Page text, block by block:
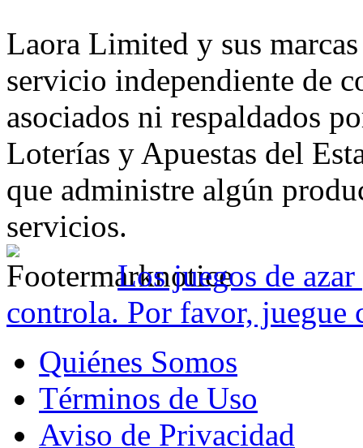
Laora Limited y sus
servicio independiente de
asociados ni respaldados
Loterías y Apuestas del
que administre algún
servicios.
Los juegos de
controla. Por favor, juegue
Quiénes Somos
Términos de Uso
Aviso de Privacidad